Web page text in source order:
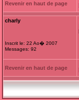
Revenir en haut de page
charly
Inscrit le: 22 Ao� 2007
Messages: 92
Revenir en haut de page